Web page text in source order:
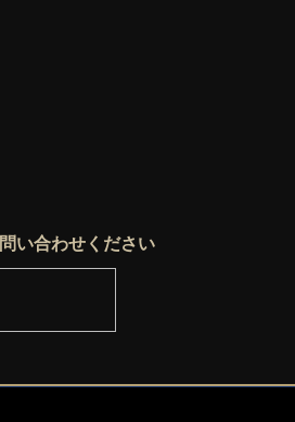
い合わせください